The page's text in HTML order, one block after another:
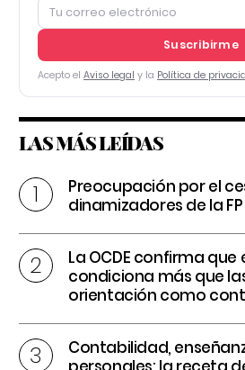
Suscribirme
Acepto el Aviso legal y la Política de
LAS MÁS LEÍDAS
Preocupación por el
dinamizadores de la
La OCDE confirma
condiciona más que
orientación como
Contabilidad,